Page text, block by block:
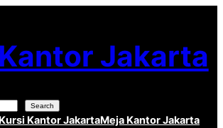
Jakarta
Search
Kursi Kantor JakartaMeja Kantor Jakarta